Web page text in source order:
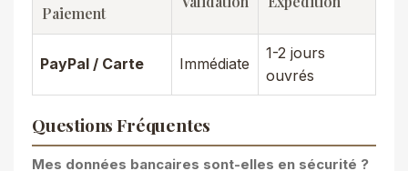
Paiement
PayPal / Carte Immédiate
1-2 jours
ouvrés
Questions Fréquentes
Mes données bancaires sont-elles en sécurité ?